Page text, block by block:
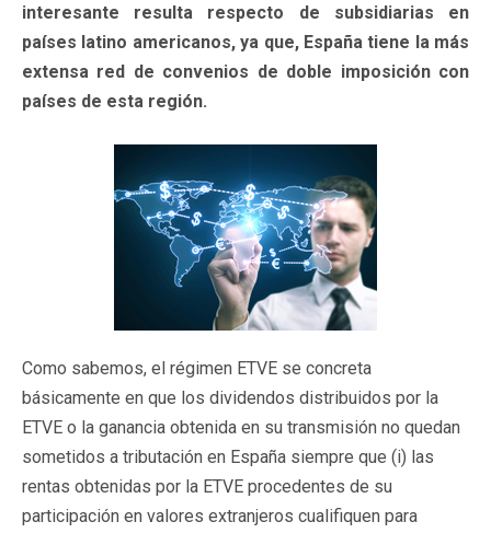
interesante resulta respecto de subsidiarias en
países latino americanos, ya que, España tiene la más
extensa red de convenios de doble imposición con
países de esta región.
Como sabemos, el régimen ETVE se concreta
básicamente en que los dividendos distribuidos por la
ETVE o la ganancia obtenida en su transmisión no quedan
sometidos a tributación en España siempre que (i) las
rentas obtenidas por la ETVE procedentes de su
participación en valores extranjeros cualifiquen para